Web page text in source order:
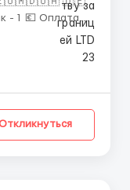
400€/